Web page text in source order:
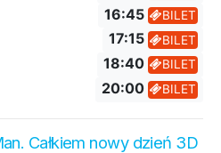
16:45 BILET
17:15 BILET
18:40 BILET
20:00 BILET
Całkiem nowy dzień 3D